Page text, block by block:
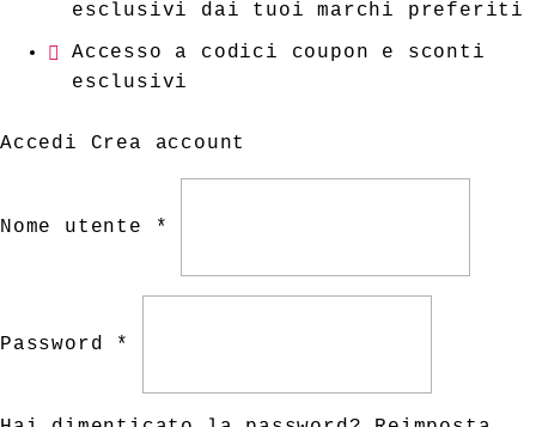
esclusivi dai tuoi marchi preferiti
Accesso a codici coupon e sconti
esclusivi
Accedi Crea account
Nome utente *
Password *